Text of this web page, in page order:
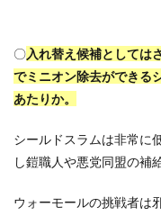
〇入れ替え候補としては
でミニオン除去ができる
あたりか。
シールドスラムは非常に
し鎧職人や悪党同盟の補
ウォーモールの挑戦者は